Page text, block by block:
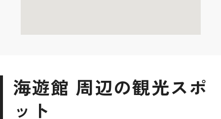
海遊館 周辺の観光スポ
ット